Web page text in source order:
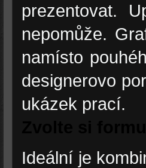
prezentovat.
nepomůže.
namísto
designerovo
ukázek prací.
Ideální je